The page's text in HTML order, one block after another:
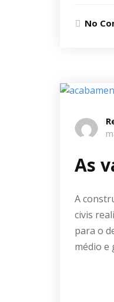
No
As
A
civis
para o
médio e